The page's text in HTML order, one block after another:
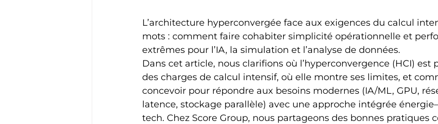
L’architecture hyperconvergée face aux exigences du calcul
mots : comment faire cohabiter simplicité opérationnelle et
extrêmes pour l’IA, la simulation et l’analyse de données.
Dans cet article, nous clarifions où l’hyperconvergence (HCI) est
des charges de calcul intensif, où elle montre ses limites, et
concevoir pour répondre aux besoins modernes (IA/ML, GPU,
latence, stockage parallèle) avec une approche intégrée
tech. Chez Score Group, nous partageons des bonnes pratiques